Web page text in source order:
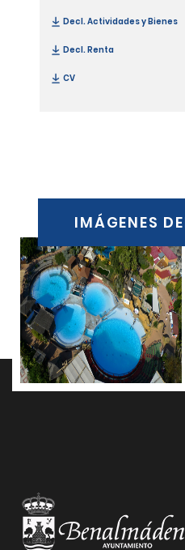
Decl. Actividades y Bienes
Decl. Renta[Enrique Pablo
CV[Enrique Pablo Centella
IMÁGENES